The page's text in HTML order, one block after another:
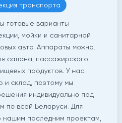
транспорта
готовые варианты
мойки и санитарной
авто. Аппараты можно,
салона, пассажирского
продуктов. У нас
и склад, поэтому мы
индивидуально под
по всей Беларуси. Для
нашим последним проектам,